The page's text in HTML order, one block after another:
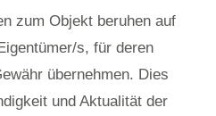
zum Objekt beruhen auf
s, für deren
übernehmen. Dies
und Aktualität der